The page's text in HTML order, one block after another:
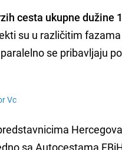
cesta ukupne dužine
su u različitim
se pribavljaju
Vc
sa Autocestama